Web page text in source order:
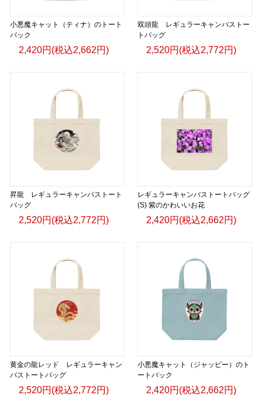
小悪魔キャット（ティナ）のトート
バック
2,420円(税込2,662円)
双頭龍 レギュラーキャンパストー
トバッグ
2,520円(税込2,772円)
昇龍 レギュラーキャンパストート
バッグ
2,520円(税込2,772円)
レギュラーキャンバストートバッグ
(S) 紫のかわいいお花
2,420円(税込2,662円)
黄金の龍レッド レギュラーキャン
パストートバッグ
2,520円(税込2,772円)
小悪魔キャット（ジャッピー）のト
ートバック
2,420円(税込2,662円)